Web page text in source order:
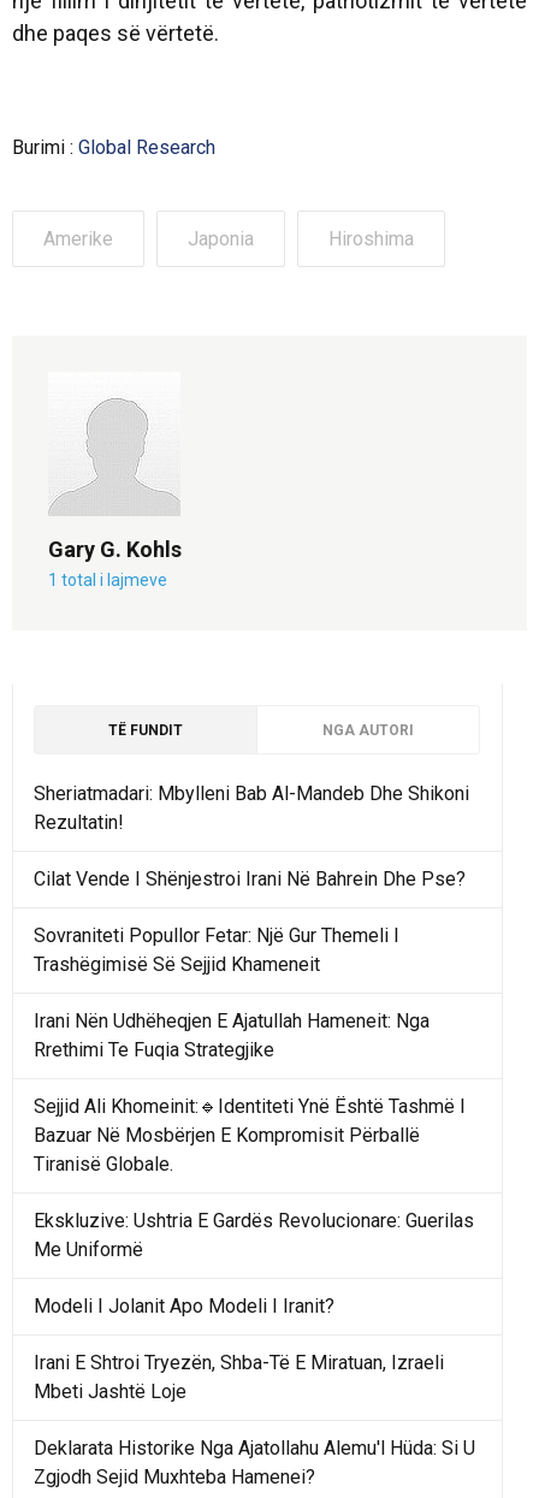
dhe paqes së vërtetë.
Burimi : Global Research
Amerike Japonia Hiroshima
Gary G. Kohls
1 total i lajmeve
TË FUNDIT NGA AUTORI
Sheriatmadari: Mbylleni Bab Al-Mandeb Dhe Shikoni
Rezultatin!
Cilat Vende I Shënjestroi Irani Në Bahrein Dhe Pse?
Sovraniteti Popullor Fetar: Një Gur Themeli I
Trashëgimisë Së Sejjid Khameneit
Irani Nën Udhëheqjen E Ajatullah Hameneit: Nga
Rrethimi Te Fuqia Strategjike
Sejjid Ali Khomeinit:🔹Identiteti Ynë Është Tashmë I
Bazuar Në Mosbërjen E Kompromisit Përballë
Tiranisë Globale.
Ekskluzive: Ushtria E Gardës Revolucionare: Guerilas
Me Uniformë
Modeli I Jolanit Apo Modeli I Iranit?
Irani E Shtroi Tryezën, Shba-Të E Miratuan, Izraeli
Mbeti Jashtë Loje
Deklarata Historike Nga Ajatollahu Alemu'l Hüda: Si U
Zgjodh Sejid Muxhteba Hamenei?